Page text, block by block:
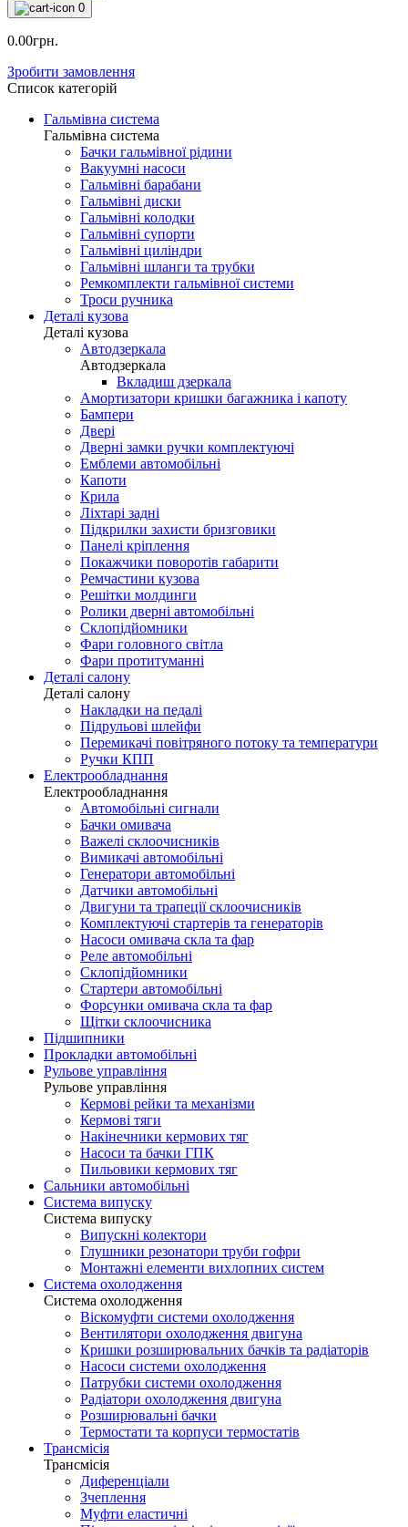
0
0.00грн.
Зробити замовлення
Список категорій
Гальмівна система
Гальмівна система
Бачки гальмівної рідини
Вакуумні насоси
Гальмівні барабани
Гальмівні диски
Гальмівні колодки
Гальмівні супорти
Гальмівні циліндри
Гальмівні шланги та трубки
Ремкомплекти гальмівної системи
Троси ручника
Деталі кузова
Деталі кузова
Автодзеркала
Автодзеркала
Вкладиш дзеркала
Амортизатори кришки багажника і капоту
Бампери
Двері
Дверні замки ручки комплектуючі
Емблеми автомобільні
Капоти
Крила
Ліхтарі задні
Підкрилки захисти бризговики
Панелі кріплення
Покажчики поворотів габарити
Ремчастини кузова
Решітки молдинги
Ролики дверні автомобільні
Склопідйомники
Фари головного світла
Фари протитуманні
Деталі салону
Деталі салону
Накладки на педалі
Підрульові шлейфи
Перемикачі повітряного потоку та температури
Ручки КПП
Електрообладнання
Електрообладнання
Автомобільні сигнали
Бачки омивача
Важелі склоочисників
Вимикачі автомобільні
Генератори автомобільні
Датчики автомобільні
Двигуни та трапеції склоочисників
Комплектуючі стартерів та генераторів
Насоси омивача скла та фар
Реле автомобільні
Склопідйомники
Стартери автомобільні
Форсунки омивача скла та фар
Щітки склоочисника
Підшипники
Прокладки автомобільні
Рульове управління
Рульове управління
Кермові рейки та механізми
Кермові тяги
Накінечники кермових тяг
Насоси та бачки ГПК
Пильовики кермових тяг
Сальники автомобільні
Система випуску
Система випуску
Випускні колектори
Глушники резонатори труби гофри
Монтажні елементи вихлопних систем
Система охолодження
Система охолодження
Віскомуфти системи охолодження
Вентилятори охолодження двигуна
Кришки розширювальних бачків та радіаторів
Насоси системи охолодження
Патрубки системи охолодження
Радіатори охолодження двигуна
Розширювальні бачки
Термостати та корпуси термостатів
Трансмісія
Трансмісія
Диференціали
Зчеплення
Муфти еластичні